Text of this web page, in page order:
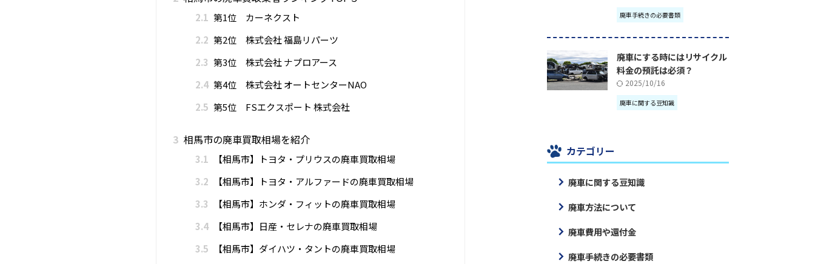
2.1 第1位 カーネクスト
2.2 第2位 株式会社 福島リパーツ
2.3 第3位 株式会社 ナプロアース
2.4 第4位 株式会社 オートセンターNAO
2.5 第5位 FSエクスポート 株式会社
3 相馬市の廃車買取相場を紹介
3.1
【相馬市】トヨタ・プリウスの廃車買取相場
3.2
【相馬市】トヨタ・アルファードの廃車買取相場
3.3
【相馬市】ホンダ・フィットの廃車買取相場
3.4
【相馬市】日産・セレナの廃車買取相場
3.5
【相馬市】ダイハツ・タントの廃車買取相場
廃車手続きの必要書類
廃車にする時にはリサイクル
料金の預託は必須？
2025/10/16
廃車に関する豆知識
カテゴリー
廃車に関する豆知識
廃車方法について
廃車費用や還付金
廃車手続きの必要書類